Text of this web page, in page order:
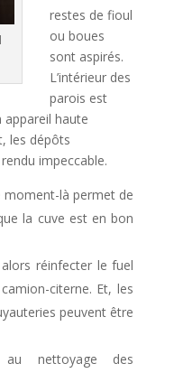
restes de fioul
ou boues
sont aspirés.
L’intérieur des
parois est
haute
les dépôts
impeccable.
moment-là permet de
la cuve est en bon
réinfecter le fuel
citerne. Et, les
peuvent être
au nettoyage des